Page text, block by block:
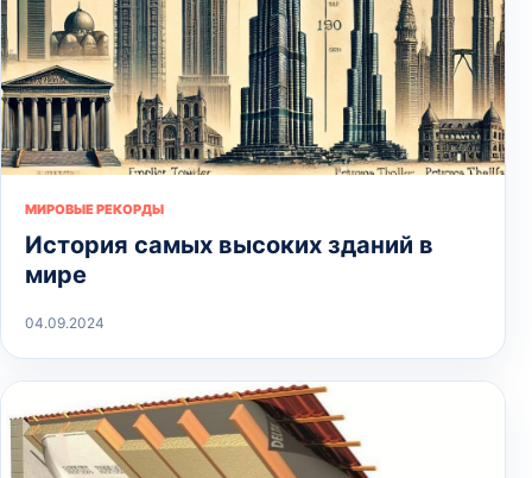
МИРОВЫЕ РЕКОРДЫ
История самых высоких зданий в
мире
04.09.2024